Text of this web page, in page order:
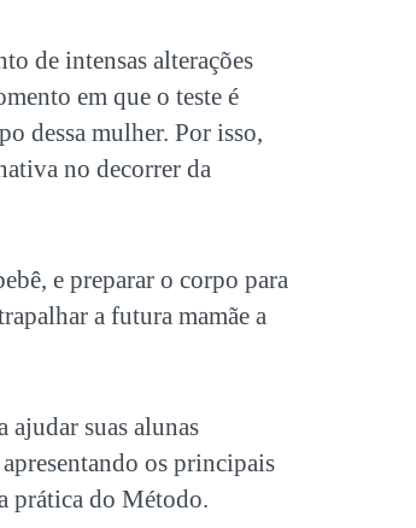
de intensas alterações
em que o teste é
dessa mulher. Por isso,
no decorrer da
e preparar o corpo para
a futura mamãe a
ajudar suas alunas
os principais
prática do Método.